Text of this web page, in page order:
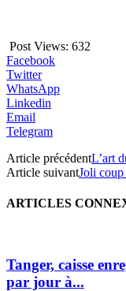
Post Views: 632
Facebook
Twitter
WhatsApp
Linkedin
Email
Telegram
Article précédentL’art
Article suivantJoli
ARTICLES
Tanger, caisse
par jour à...